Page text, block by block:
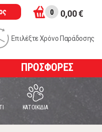
0 0,00 €
Επιλέξτε Χρόνο Παράδοσης
ΠΡΟΣΦΟΡΕΣ
ΚΑΤΟΙΚΙΔΙΑ